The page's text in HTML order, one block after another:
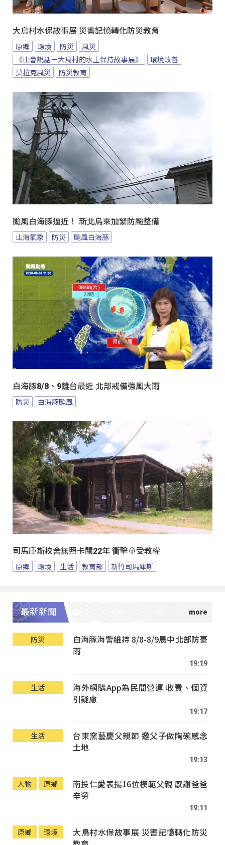
大鳥村水保故事展 災害記憶轉化防災教育
原鄉 環境 防災
風災
《山會說話－大鳥村的水土保持故事展》
環境改善
莫拉克風災
防災教育
颱風白海豚逼近！ 新北烏來加緊防颱整備
山海氣象 防災 颱風白海豚
白海豚8/8、9離台最近 北部戒備強風大雨
防災 白海豚颱風
司馬庫斯校舍無照卡關22年 衝擊童受教權
原鄉 環境 生活 教育部 新竹司馬庫斯
最新新聞
防災
白海豚海警維持 8/8-8/9晨中北部防豪
雨
19:19
生活
海外網購App為民間營運 收費、個資
引疑慮
19:17
生活
台東窯藝慶父親節 邀父子做陶碗感念
土地
19:13
人物 原鄉
南投仁愛表揚16位模範父親 感謝爸爸
辛勞
19:11
原鄉 環境
大鳥村水保故事展 災害記憶轉化防災